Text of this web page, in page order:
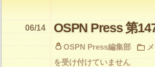
OSPN Press 第
06/14
OSPN Press編集部
を受け付けていません